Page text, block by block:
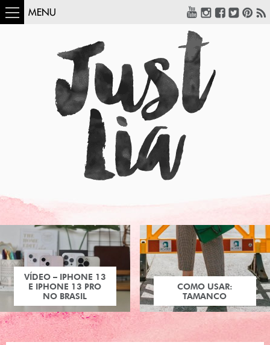
MENU
COMO USAR:
TAMANCO